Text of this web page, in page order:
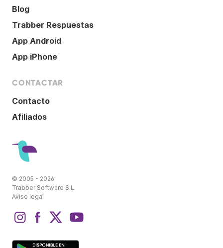
Blog
Trabber Respuestas
App Android
App iPhone
CONTACTAR
Contacto
Afiliados
© 2005 - 2026
Trabber Software S.L.
Aviso legal